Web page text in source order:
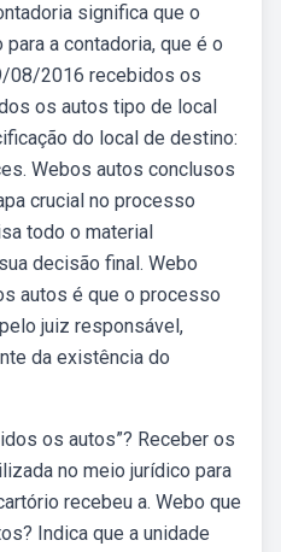
significa que o
a contadoria, que é o
08/2016 recebidos os
os autos tipo de local
do local de destino:
Webos autos conclusos
crucial no processo
todo o material
decisão final. Webo
autos é que o processo
juiz responsável,
da existência do
os autos”? Receber os
no meio jurídico para
recebeu a. Webo que
Indica que a unidade